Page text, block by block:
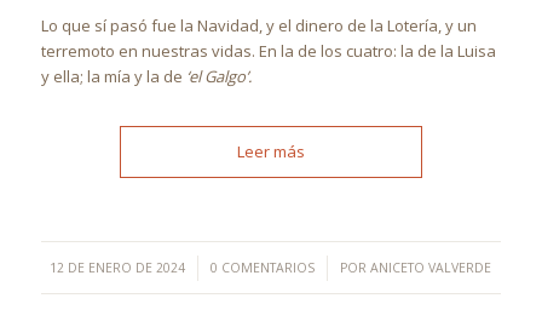
Lo que sí pasó fue la Navidad, y el dinero de la Lotería, y un
terremoto en nuestras vidas. En la de los cuatro: la de la Luisa
y ella; la mía y la de ‘el Galgo’.
Leer más
12 DE ENERO DE 2024
/ 0 COMENTARIOS
/ PORANICETO VALVERDE